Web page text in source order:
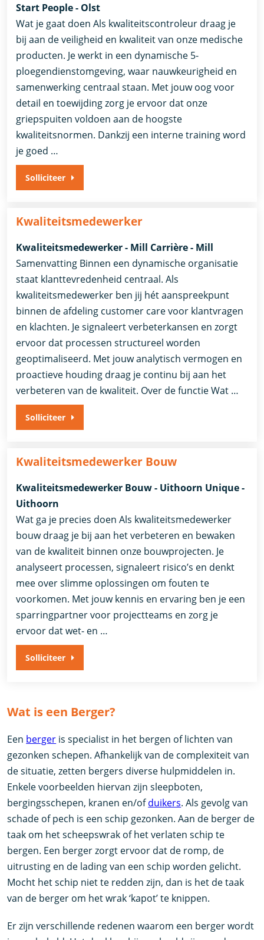
Start People - Olst
Wat je gaat doen Als kwaliteitscontroleur draag je
bij aan de veiligheid en kwaliteit van onze medische
producten. Je werkt in een dynamische 5-
ploegendienstomgeving, waar nauwkeurigheid en
samenwerking centraal staan. Met jouw oog voor
detail en toewijding zorg je ervoor dat onze
griepspuiten voldoen aan de hoogste
kwaliteitsnormen. Dankzij een interne training word
je goed …
Solliciteer
Kwaliteitsmedewerker
Kwaliteitsmedewerker - Mill Carrière - Mill
Samenvatting Binnen een dynamische organisatie
staat klanttevredenheid centraal. Als
kwaliteitsmedewerker ben jij hét aanspreekpunt
binnen de afdeling customer care voor klantvragen
en klachten. Je signaleert verbeterkansen en zorgt
ervoor dat processen structureel worden
geoptimaliseerd. Met jouw analytisch vermogen en
proactieve houding draag je continu bij aan het
verbeteren van de kwaliteit. Over de functie Wat …
Solliciteer
Kwaliteitsmedewerker Bouw
Kwaliteitsmedewerker Bouw - Uithoorn Unique -
Uithoorn
Wat ga je precies doen Als kwaliteitsmedewerker
bouw draag je bij aan het verbeteren en bewaken
van de kwaliteit binnen onze bouwprojecten. Je
analyseert processen, signaleert risico’s en denkt
mee over slimme oplossingen om fouten te
voorkomen. Met jouw kennis en ervaring ben je een
sparringpartner voor projectteams en zorg je
ervoor dat wet- en …
Solliciteer
Wat is een Berger?
Een berger is specialist in het bergen of lichten van
gezonken schepen. Afhankelijk van de complexiteit van
de situatie, zetten bergers diverse hulpmiddelen in.
Enkele voorbeelden hiervan zijn sleepboten,
bergingsschepen, kranen en/ofduikers. Als gevolg van
schade of pech is een schip gezonken. Aan de berger de
taak om het scheepswrak of het verlaten schip te
bergen. Een berger zorgt ervoor dat de romp, de
uitrusting en de lading van een schip worden gelicht.
Mocht het schip niet te redden zijn, dan is het de taak
van de berger om het wrak ‘kapot’ te knippen.
Er zijn verschillende redenen waarom een berger wordt